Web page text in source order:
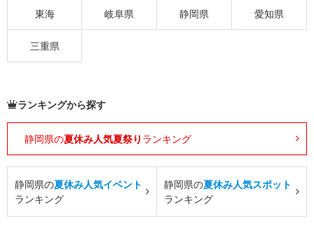
東海 岐阜県 静岡県 愛知県
三重県
ランキングから探す
静岡県の夏休み人気夏祭り ランキング
静岡県の夏休み人気イベント
ランキング
静岡県の夏休み人気スポット
ランキング